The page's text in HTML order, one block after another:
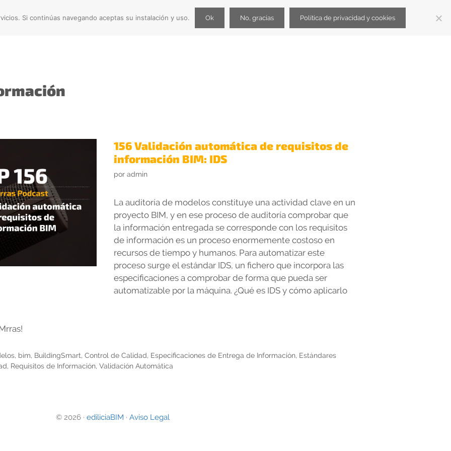
BIMfluencers Top Hispano BJO – Ofertas trabajo BIM LCDLV
156 Validación automática de requisitos de
información BIM: IDS
por admin
La auditoría de modelos constituye una actividad clave en un
proyecto BIM, y en ese proceso de auditoría comprobar que
la información entregada se corresponde con los requisitos
de información es un proceso enormemente costoso en
recursos de tiempo y humanos. Para automatizar este
proceso surge el estándar IDS, un fichero que incorpora las
especificaciones a comprobar de forma que pueda ser
automatizable por la máquina. ¿Qué es IDS y cómo aplicarlo
, bim, BuildingSmart, Control de Calidad, Especificaciones de Entrega de Información, Estándares
, Requisitos de Información, Validación Automática
© 2026 · ediliciaBIM · Aviso Legal
Si continúas navegando aceptas su instalación y uso. Ok No, gracias Política de privacidad y cookies